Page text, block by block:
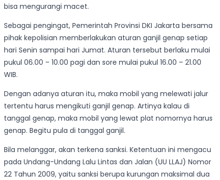
bisa mengurangi macet.
Sebagai pengingat, Pemerintah Provinsi DKI Jakarta bersama
pihak kepolisian memberlakukan aturan ganjil genap setiap
hari Senin sampai hari Jumat. Aturan tersebut berlaku mulai
pukul 06.00 – 10.00 pagi dan sore mulai pukul 16.00 – 21.00
WIB.
Dengan adanya aturan itu, maka mobil yang melewati jalur
tertentu harus mengikuti ganjil genap. Artinya kalau di
tanggal genap, maka mobil yang lewat plat nomornya harus
genap. Begitu pula di tanggal ganjil.
Bila melanggar, akan terkena sanksi. Ketentuan ini mengacu
pada Undang-Undang Lalu Lintas dan Jalan (UU LLAJ) Nomor
22 Tahun 2009, yaitu sanksi berupa kurungan maksimal dua